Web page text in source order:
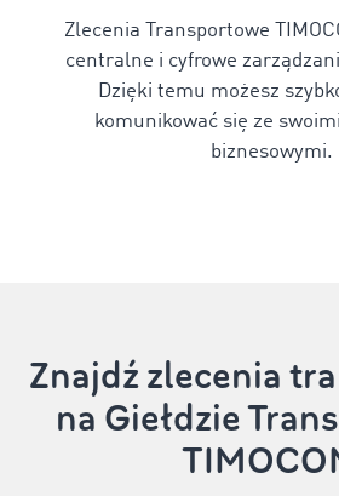
Zlecenia Transportowe
centralne i cyfrowe
Dzięki temu możesz
komunikować się ze
biznesowymi.
Znajdź zlecenia
na Giełdzie